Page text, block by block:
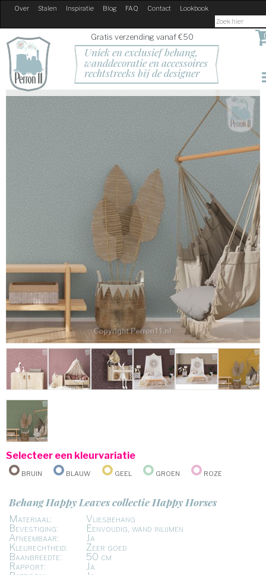
Over Stalen Inspiratie Blog FAQ Contact Lookbook
Gratis verzending vanaf €50
Uniek en exclusief behang,
wanddecoratie en accessoires
rechtstreeks bij de designer
Selecteer een kleurvariatie
Bruin
Blauw Geel Groen Roze
Behang Happy Leaves collectie Happy Horses
Materiaal:
Vliesbehang
Bevestiging:
Eenvoudig, wand inlijmen
Afneembaar:
Ja
Kleurechtheid:
Zeer goed
Baanbreedte:
50 cm
Rapport:
Ja